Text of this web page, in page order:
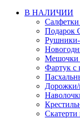
В НАЛИЧИИ
Подарок
Рушники-
Мешочки
Фартук с
Дорожки/
Скатерти